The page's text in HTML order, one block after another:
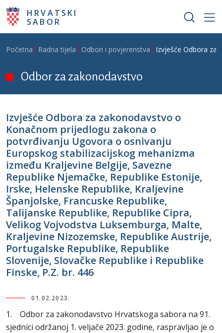
Skoči na glavni sadržaj
HRVATSKI
SABOR
Breadcrumb
Početna Radna tijela Odbori i povjerenstva Izvješće Odbora za
Odbor za zakonodavstvo
Izvješće Odbora za zakonodavstvo o
Konačnom prijedlogu zakona o
potvrđivanju Ugovora o osnivanju
Europskog stabilizacijskog mehanizma
između Kraljevine Belgije, Savezne
Republike Njemačke, Republike Estonije,
Irske, Helenske Republike, Kraljevine
Španjolske, Francuske Republike,
Talijanske Republike, Republike Cipra,
Velikog Vojvodstva Luksemburga, Malte,
Kraljevine Nizozemske, Republike Austrije,
Portugalske Republike, Republike
Slovenije, Slovačke Republike i Republike
Finske, P.Z. br. 446
01.02.2023.
1. Odbor za zakonodavstvo Hrvatskoga sabora na 91.
sjednici održanoj 1. veljače 2023. godine, raspravljao je o